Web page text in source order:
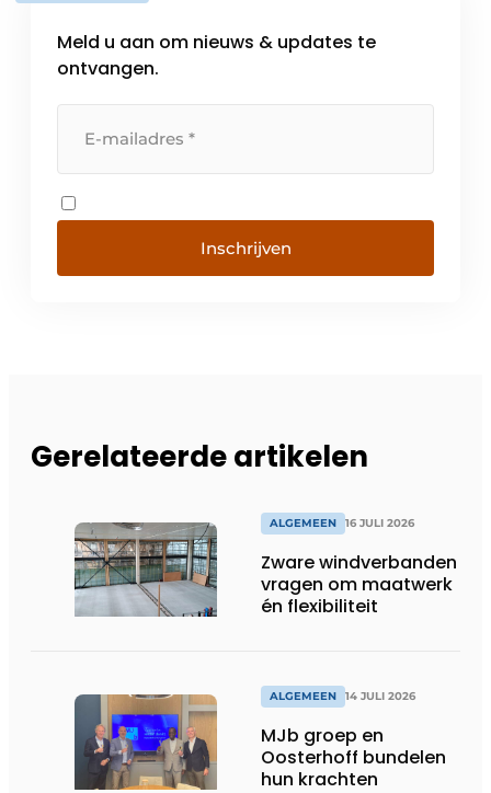
Meld u aan om nieuws & updates te
ontvangen.
Inschrijven
Gerelateerde artikelen
ALGEMEEN 16 JULI 2026
Zware windverbanden
vragen om maatwerk
én flexibiliteit
ALGEMEEN 14 JULI 2026
MJb groep en
Oosterhoff bundelen
hun krachten